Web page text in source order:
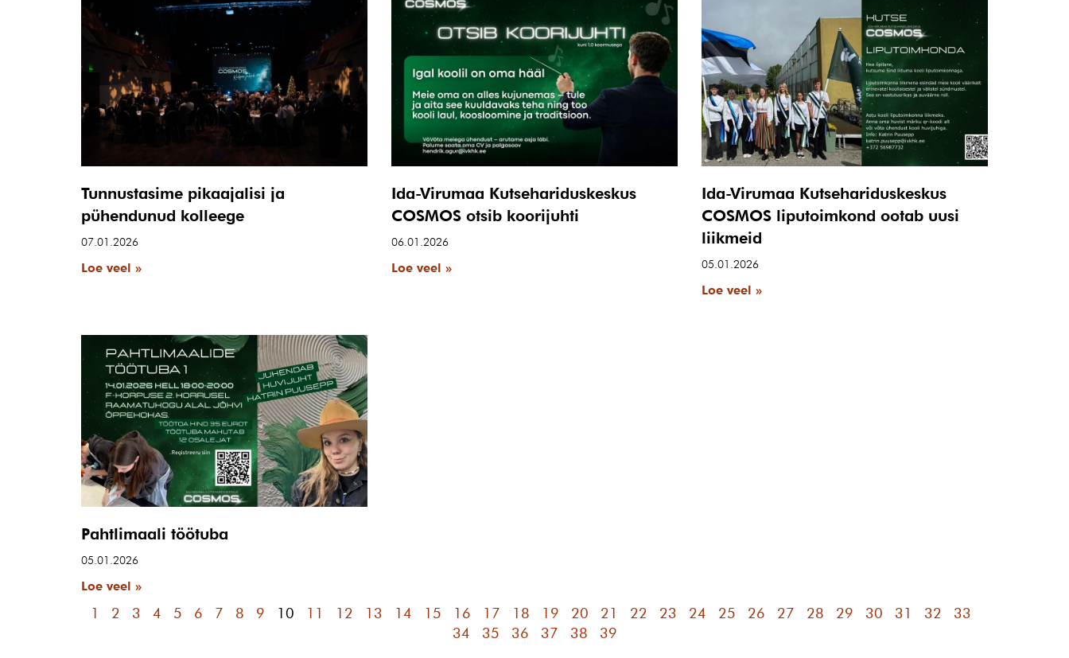
Tunnustasime pikaajalisi ja
pühendunud kolleege
07.01.2026
Loe veel »
Ida-Virumaa Kutsehariduskeskus
COSMOS otsib koorijuhti
06.01.2026
Loe veel »
Ida-Virumaa Kutsehariduskeskus
COSMOS liputoimkond ootab uusi
liikmeid
05.01.2026
Loe veel »
Pahtlimaali töötuba
05.01.2026
Loe veel »
1 2 3 4 5 6 7 8 9 10 11 12 13 14 15 16 17 18 19 20 21 22 23 24 25 26 27 28 29 30 31 32
33
34
35 36 37 38 39